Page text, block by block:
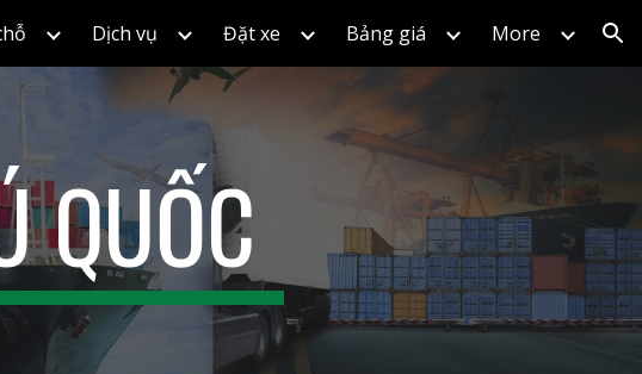
to navigation
Dịch vụ Đặt xe Bảng giá More
QUỐC